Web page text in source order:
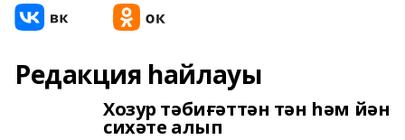
Редакция һайлауы
Хозур тәбиғәттән тән һәм йән
сихәте алып